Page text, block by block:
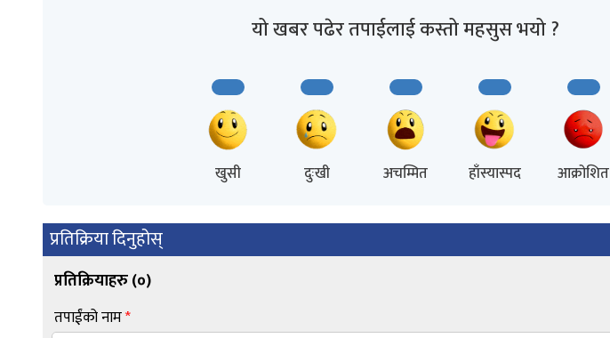
यो खबर पढेर तपाईलाई कस्तो महसुस भयो ?
खुसी दुःखी अचम्मित हाँस्यास्पद आक्रोशित
प्रतिक्रिया दिनुहोस्
प्रतिक्रियाहरु (०)
तपाईंको नाम*